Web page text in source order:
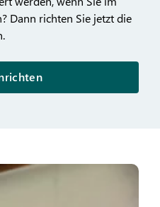
Dann richten Sie jetzt die